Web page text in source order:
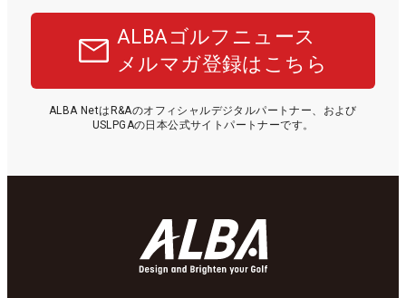
ALBAゴルフニュース
メルマガ登録はこちら
ALBA NetはR&Aのオフィシャルデジタルパートナー、および
USLPGAの日本公式サイトパートナーです。